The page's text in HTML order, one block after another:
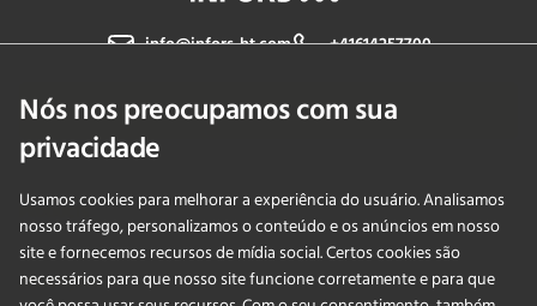
Nós nos preocupamos com sua
privacidade
Usamos cookies para melhorar a experiência do usuário. Analisamos
nosso tráfego, personalizamos o conteúdo e os anúncios em nosso
site e fornecemos recursos de mídia social. Certos cookies são
necessários para que nosso site funcione corretamente e para que
info@infors-ht.com +41614257700
Fale Conosco
PRODUCTS
APLICAÇÕES